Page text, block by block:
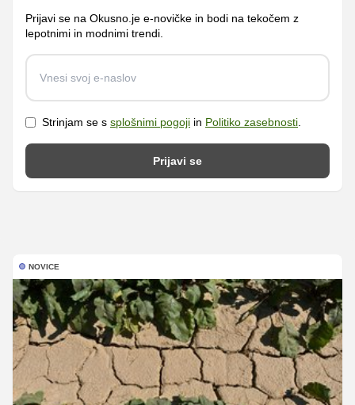
Prijavi se na Okusno.je e-novičke in bodi na tekočem z
lepotnimi in modnimi trendi.
Strinjam se s splošnimi pogoji in Politiko zasebnosti
Prijavi se
NOVICE